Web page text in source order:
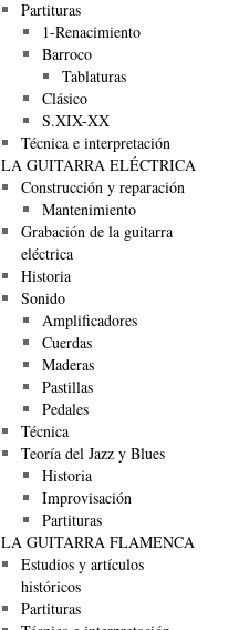
Partituras
1-Renacimiento
Barroco
Tablaturas
Clásico
S.XIX-XX
Técnica e interpretación
LA GUITARRA ELÉCTRICA
Construcción y reparación
Mantenimiento
Grabación de la guitarra
eléctrica
Historia
Sonido
Amplificadores
Cuerdas
Maderas
Pastillas
Pedales
Técnica
Teoría del Jazz y Blues
Historia
Improvisación
Partituras
LA GUITARRA FLAMENCA
Estudios y artículos
históricos
Partituras